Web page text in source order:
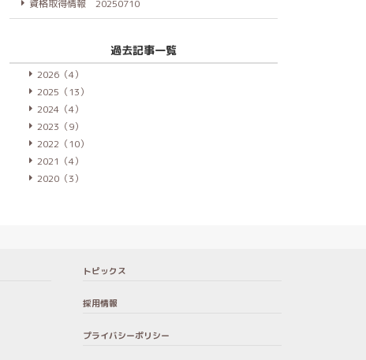
資格取得情報 20250710
過去記事一覧
2026（4）
2025（13）
2024（4）
2023（9）
2022（10）
2021（4）
2020（3）
トピックス
採用情報
プライバシーポリシー